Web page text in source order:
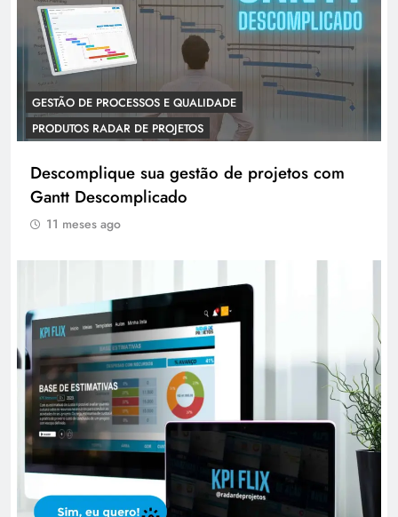
GESTÃO DE PROCESSOS E QUALIDADE
PRODUTOS RADAR DE PROJETOS
Descomplique sua gestão de projetos com
Gantt Descomplicado
11 meses ago